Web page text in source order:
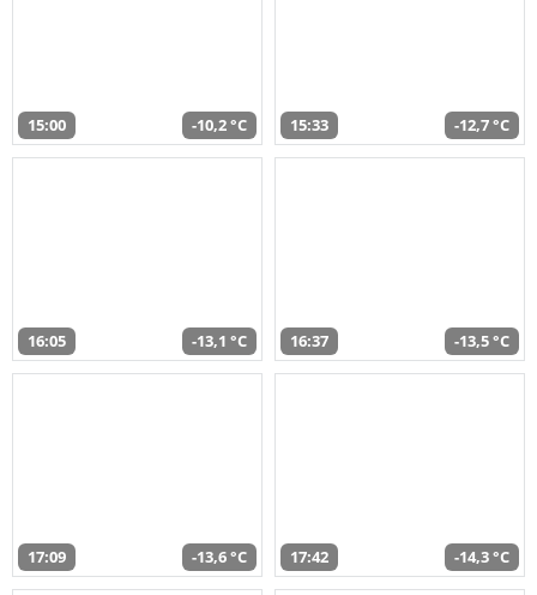
15:00 -10,2 °C 15:33 -12,7 °C
16:05 -13,1 °C 16:37 -13,5 °C
17:09 -13,6 °C 17:42 -14,3 °C